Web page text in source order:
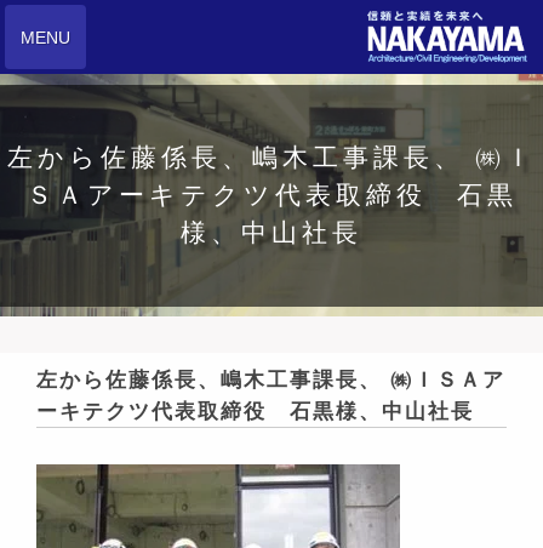
MENU
左から佐藤係長、嶋木工事課長、 ㈱Ｉ
ＳＡアーキテクツ代表取締役 石黒
様、中山社長
左から佐藤係長、嶋木工事課長、 ㈱ＩＳＡア
ーキテクツ代表取締役 石黒様、中山社長